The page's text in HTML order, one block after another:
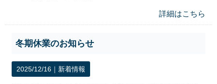
詳細はこちら
冬期休業のお知らせ
2025/12/16｜ 新着情報